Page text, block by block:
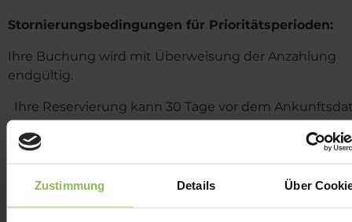
Zustimmung Details Über
Stornierungsbedingungen für Prioritätsperioden:
Ihre Buchung wird mit Überweisung der Anzahlung
endgültig.
Ihre Reservierung kann 30 Tage vor dem
geändert werden, kann jedoch nicht storniert werden.
bezahlte Betrag kann später für Unterkunft und
von Karosinvest Zrt nicht zurückerstattet.